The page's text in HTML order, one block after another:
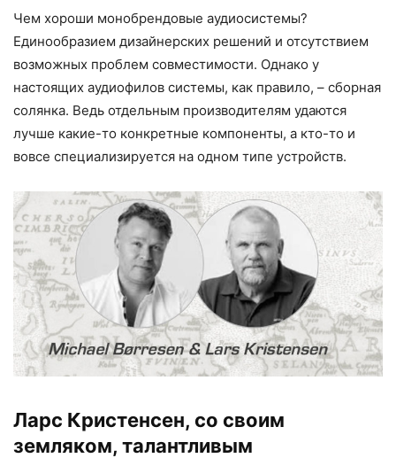
Чем хороши монобрендовые аудиосистемы?
Единообразием дизайнерских решений и отсутствием
возможных проблем совместимости. Однако у
настоящих аудиофилов системы, как правило, – сборная
солянка. Ведь отдельным производителям удаются
лучше какие-то конкретные компоненты, а кто-то и
вовсе специализируется на одном типе устройств.
Ларс Кристенсен, со своим
земляком, талантливым